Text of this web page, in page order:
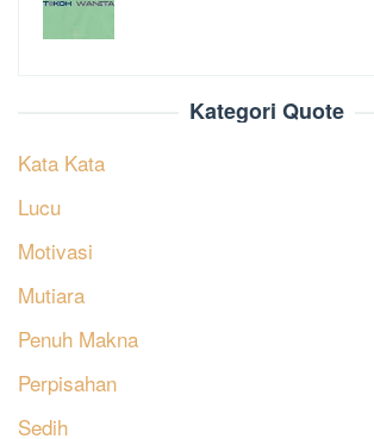
Kategori Quote
Kata Kata
Lucu
Motivasi
Mutiara
Penuh Makna
Perpisahan
Sedih